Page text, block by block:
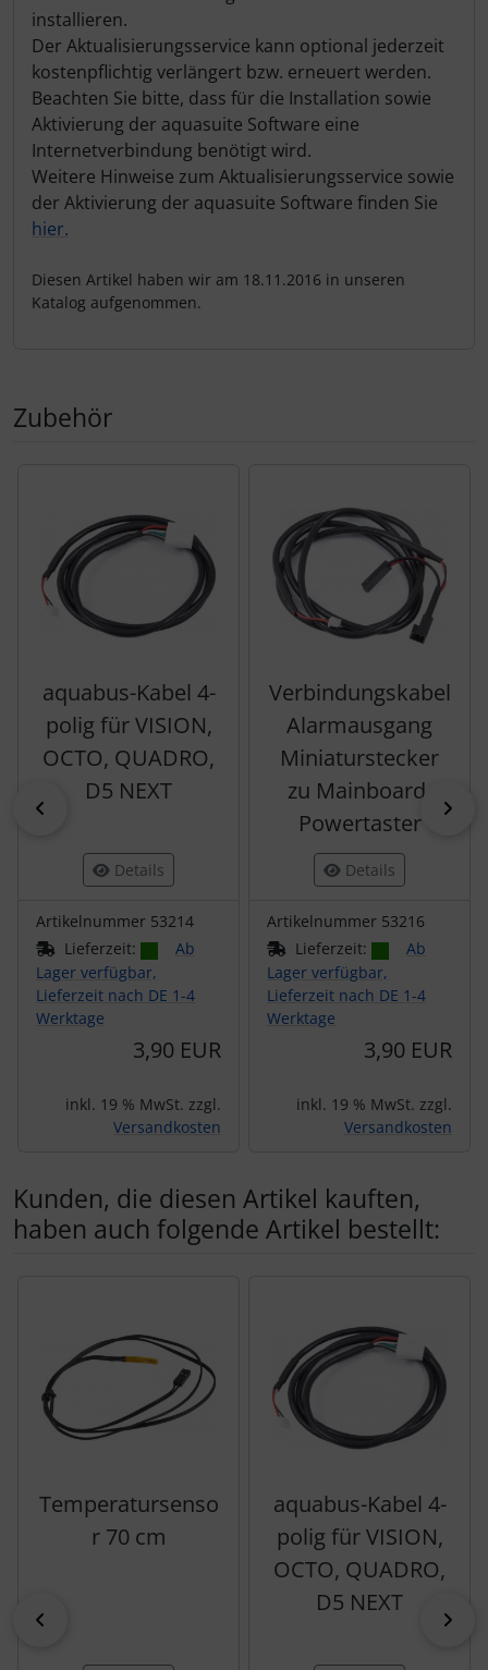
installieren.
Der Aktualisierungsservice kann optional jederzeit
kostenpflichtig verlängert bzw. erneuert werden.
Beachten Sie bitte, dass für die Installation sowie
Aktivierung der aquasuite Software eine
Internetverbindung benötigt wird.
Weitere Hinweise zum Aktualisierungsservice sowie
der Aktivierung der aquasuite Software finden Sie
hier.
Diesen Artikel haben wir am 18.11.2016 in unseren
Katalog aufgenommen.
Zubehör
aquabus-Kabel 4-
polig für VISION,
OCTO, QUADRO,
D5 NEXT
Details
Artikelnummer 53214
Lieferzeit:
Ab
Lager verfügbar,
Lieferzeit nach DE 1-4
Werktage
3,90 EUR
inkl. 19 % MwSt. zzgl.
Versandkosten
Verbindungskabel
Alarmausgang
Miniaturstecker
zu Mainboard-
Powertaster
Details
Artikelnummer 53216
Lieferzeit:
Ab
Lager verfügbar,
Lieferzeit nach DE 1-4
Werktage
3,90 EUR
inkl. 19 % MwSt. zzgl.
Versandkosten
Kunden, die diesen Artikel kauften,
haben auch folgende Artikel bestellt:
Temperatursenso
r 70 cm
aquabus-Kabel 4-
polig für VISION,
OCTO, QUADRO,
D5 NEXT